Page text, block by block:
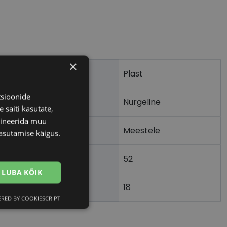
Plast
Nurgeline
Meestele
52
18
×
saiti kasutate,
muu
käigus.
LUBA KÕIK
BY COOKIESCRIPT